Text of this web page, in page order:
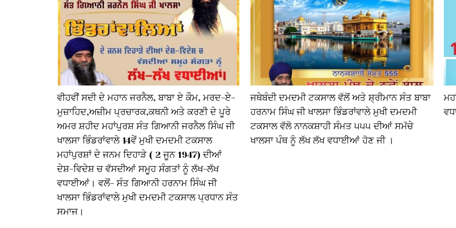
ਵੀਹਵੀਂ ਸਦੀ ਦੇ ਮਹਾਨ ਜਰਨੈਲ, ਬਾਬਾ ਏ ਕੌਮ, ਮਰਦ-ਏ-
ਮੁਜ਼ਾਹਿਦ,ਅਜ਼ੀਮ ਪ੍ਰਚਾਰਕ,ਕਥਨੀ ਅਤੇ ਕਰਣੀ ਦੇ ਪੂਰੇ
ਅਮਰ ਸ਼ਹੀਦ ਮਹਾਂਪੁਰਸ਼ ਸੰਤ ਗਿਆਨੀ ਜਰਨੈਲ ਸਿੰਘ ਜੀ
ਖਾਲਸਾ ਭਿੰਡਰਾਂਵਾਲੇ 14ਵੇਂ ਮੁਖੀ ਦਮਦਮੀ ਟਕਸਾਲ
ਮਹਾਂਪੁਰਸ਼ਾਂ ਦੇ ਜਨਮ ਦਿਹਾੜੇ ( 2 ਜੂਨ 1947) ਦੀਆਂ
ਦੇਸ਼-ਵਿਦੇਸ਼ ਚ ਵੱਸਦੀਆਂ ਸਮੂਹ ਸੰਗਤਾਂ ਨੂੰ ਲੱਖ-ਲੱਖ
ਵਧਾਈਆਂ। ਵਲੋਂ- ਸੰਤ ਗਿਆਨੀ ਹਰਨਾਮ ਸਿੰਘ ਜੀ
ਖਾਲਸਾ ਭਿੰਡਰਾਂਵਾਲੇ ਮੁਖੀ ਦਮਦਮੀ ਟਕਸਾਲ ਪ੍ਰਧਾਨ ਸੰਤ
ਸਮਾਜ।
ਜਥੇਬੰਦੀ ਦਮਦਮੀ ਟਕਸਾਲ ਵੱਲੋਂ ਅਤੇ ਸ਼੍ਰੀਮਾਨ ਸੰਤ ਬਾਬਾ
ਹਰਨਾਮ ਸਿੰਘ ਜੀ ਖਾਲਸਾ ਭਿੰਡਰਾਂਵਾਲੇ ਮੁਖੀ ਦਮਦਮੀ
ਟਕਸਾਲ ਵੱਲੋ ਨਾਨਕਸ਼ਾਹੀ ਸੰਮਤ ੫੫੫ ਦੀਆਂ ਸਮੱਚੇ
ਖਾਲਸਾ ਪੰਥ ਨੂੰ ਲੱਖ ਲੱਖ ਵਧਾਈਆਂ ਹੋਣ ਜੀ ।